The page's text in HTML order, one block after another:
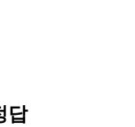
답